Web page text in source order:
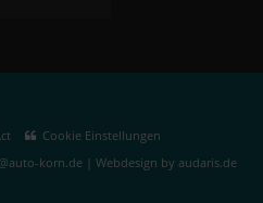
Cookie Einstellungen
korn.de | Webdesign by audaris.de